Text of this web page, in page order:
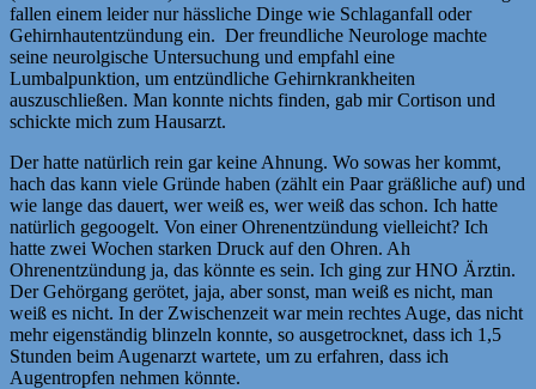
fallen einem leider nur hässliche Dinge wie Schlaganfall oder
Gehirnhautentzündung ein. Der freundliche Neurologe machte
seine neurolgische Untersuchung und empfahl eine
Lumbalpunktion, um entzündliche Gehirnkrankheiten
auszuschließen. Man konnte nichts finden, gab mir Cortison und
schickte mich zum Hausarzt.
Der hatte natürlich rein gar keine Ahnung. Wo sowas her kommt,
hach das kann viele Gründe haben (zählt ein Paar gräßliche auf) und
wie lange das dauert, wer weiß es, wer weiß das schon. Ich hatte
natürlich gegoogelt. Von einer Ohrenentzündung vielleicht? Ich
hatte zwei Wochen starken Druck auf den Ohren. Ah
Ohrenentzündung ja, das könnte es sein. Ich ging zur HNO Ärztin.
Der Gehörgang gerötet, jaja, aber sonst, man weiß es nicht, man
weiß es nicht. In der Zwischenzeit war mein rechtes Auge, das nicht
mehr eigenständig blinzeln konnte, so ausgetrocknet, dass ich 1,5
Stunden beim Augenarzt wartete, um zu erfahren, dass ich
Augentropfen nehmen könnte.